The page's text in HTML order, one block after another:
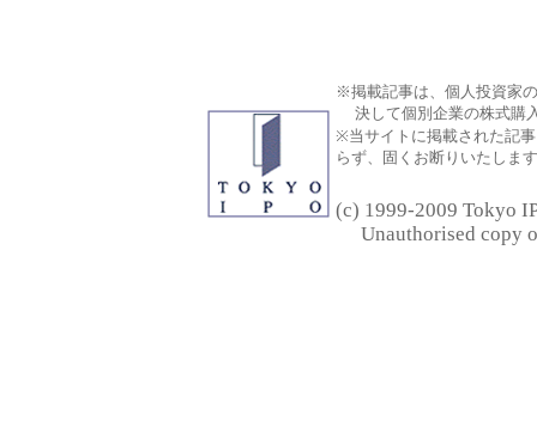
※掲載記事は、個人投資家
決して個別企業の株式購
※当サイトに掲載された記
らず、固くお断りいたしま
(c) 1999-2009 Tokyo
Unauthorised copy